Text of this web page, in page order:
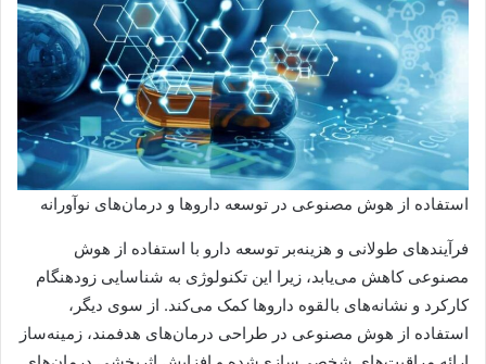
استفاده از هوش مصنوعی در توسعه داروها و درمان‌های نوآورانه
فرآیندهای طولانی و هزینه‌بر توسعه دارو با استفاده از هوش
مصنوعی کاهش می‌یابد، زیرا این تکنولوژی به شناسایی زودهنگام
کارکرد و نشانه‌های بالقوه داروها کمک می‌کند. از سوی دیگر،
استفاده از هوش مصنوعی در طراحی درمان‌های هدفمند، زمینه‌ساز